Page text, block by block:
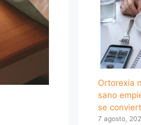
Ortorexia
sano
se
7 agosto,